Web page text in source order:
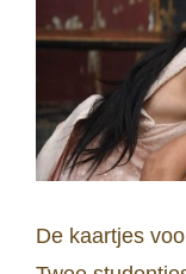
De kaartjes